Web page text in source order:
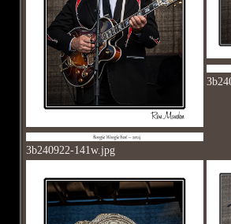
3b240922-141w.jpg